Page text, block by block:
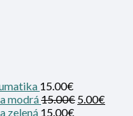
15.00€
modrá15.00€ 5.00€
zelená 15.00€